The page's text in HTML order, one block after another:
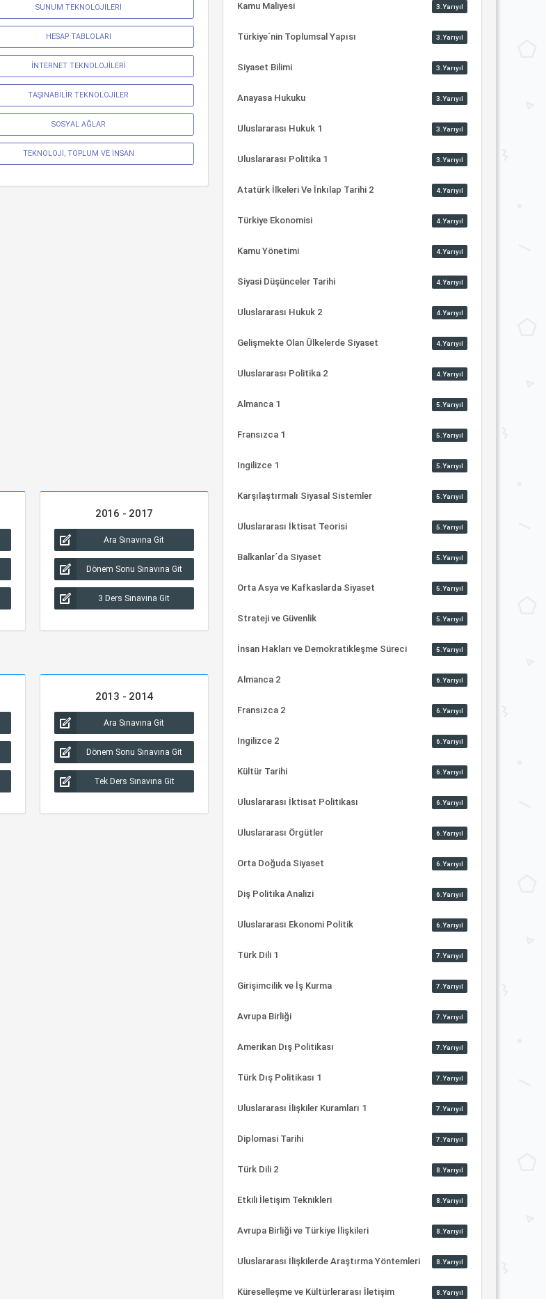
SUNUM TEKNOLOJİLERİ
HESAP TABLOLARI
İNTERNET TEKNOLOJİLERİ
TAŞINABİLİR TEKNOLOJİLER
SOSYAL AĞLAR
TEKNOLOJİ, TOPLUM VE İNSAN
2016 - 2017
Ara Sınavına Git
Dönem Sonu Sınavına Git
3 Ders Sınavına Git
2013 - 2014
Ara Sınavına Git
Dönem Sonu Sınavına Git
Tek Ders Sınavına Git
Kamu Maliyesi 3.Yarıyıl
Türkiye´nin Toplumsal Yapısı 3.Yarıyıl
Siyaset Bilimi 3.Yarıyıl
Anayasa Hukuku 3.Yarıyıl
Uluslararası Hukuk 1 3.Yarıyıl
Uluslararası Politika 1 3.Yarıyıl
Atatürk İlkeleri Ve İnkılap Tarihi 2 4.Yarıyıl
Türkiye Ekonomisi 4.Yarıyıl
Kamu Yönetimi 4.Yarıyıl
Siyasi Düşünceler Tarihi 4.Yarıyıl
Uluslararası Hukuk 2 4.Yarıyıl
Gelişmekte Olan Ülkelerde Siyaset 4.Yarıyıl
Uluslararası Politika 2 4.Yarıyıl
Almanca 1 5.Yarıyıl
Fransızca 1 5.Yarıyıl
Ingilizce 1 5.Yarıyıl
Karşılaştırmalı Siyasal Sistemler 5.Yarıyıl
Uluslararası İktisat Teorisi 5.Yarıyıl
Balkanlar´da Siyaset 5.Yarıyıl
Orta Asya ve Kafkaslarda Siyaset 5.Yarıyıl
Strateji ve Güvenlik 5.Yarıyıl
İnsan Hakları ve Demokratikleşme Süreci 5.Yarıyıl
Almanca 2 6.Yarıyıl
Fransızca 2 6.Yarıyıl
Ingilizce 2 6.Yarıyıl
Kültür Tarihi 6.Yarıyıl
Uluslararası İktisat Politikası 6.Yarıyıl
Uluslararası Örgütler 6.Yarıyıl
Orta Doğuda Siyaset 6.Yarıyıl
Diş Politika Analizi 6.Yarıyıl
Uluslararası Ekonomi Politik 6.Yarıyıl
Türk Dili 1 7.Yarıyıl
Girişimcilik ve İş Kurma 7.Yarıyıl
Avrupa Birliği 7.Yarıyıl
Amerikan Dış Politikası 7.Yarıyıl
Türk Dış Politikası 1 7.Yarıyıl
Uluslararası İlişkiler Kuramları 1 7.Yarıyıl
Diplomasi Tarihi 7.Yarıyıl
Türk Dili 2 8.Yarıyıl
Etkili İletişim Teknikleri 8.Yarıyıl
Avrupa Birliği ve Türkiye İlişkileri 8.Yarıyıl
Uluslararası İlişkilerde Araştırma Yöntemleri 8.Yarıyıl
Küreselleşme ve Kültürlerarası İletişim 8.Yarıyıl